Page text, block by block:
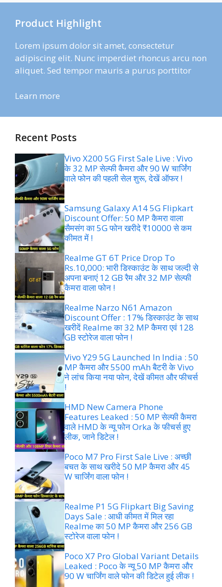
Product Highlight
Lorem ipsum dolor sit amet, consectetur
adipiscing elit. Nunc imperdiet rhoncus arcu non
aliquet. Sed tempor mauris a purus porttitor
Learn more
Recent Posts
Vivo X200 5G First Sale Live : Vivo
के 32 MP सेल्फी कैमरा और 90 W चार्जिंग
वाले फोन की पहली सेल शुरू, देखें ऑफर !
Samsung Galaxy A14 5G Flipkart
Discount Offer: 50 MP कैमरा वाला
सैमसंग का 5G फोन खरीदे ₹10000 से कम
कीमत में !
Realme GT 6T Price Drop To
Rs.10,000: भारी डिस्काउंट के साथ जल्दी से
अपना बनाएं 12 GB रैम और 32 MP सेल्फी
कैमरा वाला फोन !
Realme Narzo N61 Amazon
Discount Offer : 17% डिस्काउंट के साथ
खरीदें Realme का 32 MP कैमरा एवं 128
GB स्टोरेज वाला फोन !
Vivo Y29 5G Launched In India : 50
MP कैमरा और 5500 mAh बैटरी के Vivo
ने लांच किया नया फोन, देखें कीमत और फीचर्स
!
HMD New Camera Phone
Features Leaked : 50 MP सेल्फी कैमरा
वाले HMD के न्यू फोन Orka के फीचर्स हुए
लीक, जाने डिटेल !
Poco M7 Pro First Sale Live : अच्छी
बचत के साथ खरीदे 50 MP कैमरा और 45
W चार्जिंग वाला फोन !
Realme P1 5G Flipkart Big Saving
Days Sale : आधी कीमत में मिल रहा
Realme का 50 MP कैमरा और 256 GB
स्टोरेज वाला फोन !
Poco X7 Pro Global Variant Details
Leaked : Poco के न्यू 50 MP कैमरा और
90 W चार्जिंग वाले फोन की डिटेल हुई लीक !